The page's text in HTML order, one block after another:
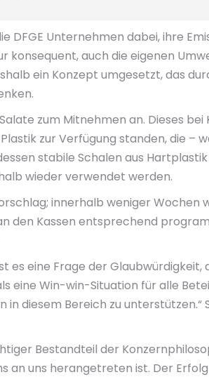
DFGE Unternehmen dabei, ihre
auch die eigenen
ein Konzept umgesetzt, das
zum Mitnehmen an. Dieses
zur Verfügung standen, die
stabile Schalen aus
wieder verwendet werden.
innerhalb weniger
Kassen entsprechend
eine Frage der Glaubwürdigkeit,
eine Win-win-Situation für alle
diesem Bereich zu
Bestandteil der
an uns herangetreten ist. Der